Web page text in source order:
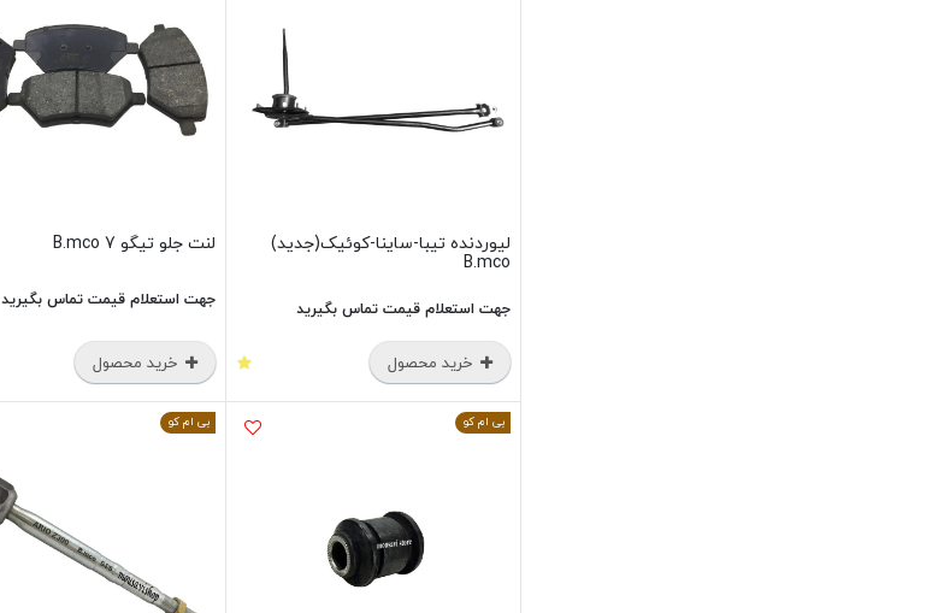
لیوردنده تیبا-ساینا-کوئیک(جدید)
B.mco
جهت استعلام قیمت تماس بگیرید
خرید محصول
لنت جلو تیگو 7 B.mco
جهت استعلام قیمت تماس بگیرید
خرید محصول
بی ام کو بی ام کو